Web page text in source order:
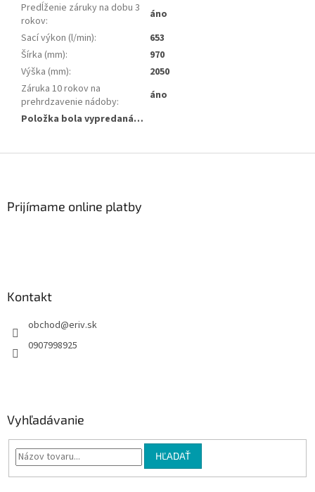
Predĺženie záruky na dobu 3
rokov:
áno
Sací výkon (l/min):
653
Šírka (mm):
970
Výška (mm):
2050
Záruka 10 rokov na
prehrdzavenie nádoby:
áno
Položka bola vypredaná…
Prijímame online platby
Kontakt
obchod@eriv.sk
0907998925
Vyhľadávanie
HĽADAŤ